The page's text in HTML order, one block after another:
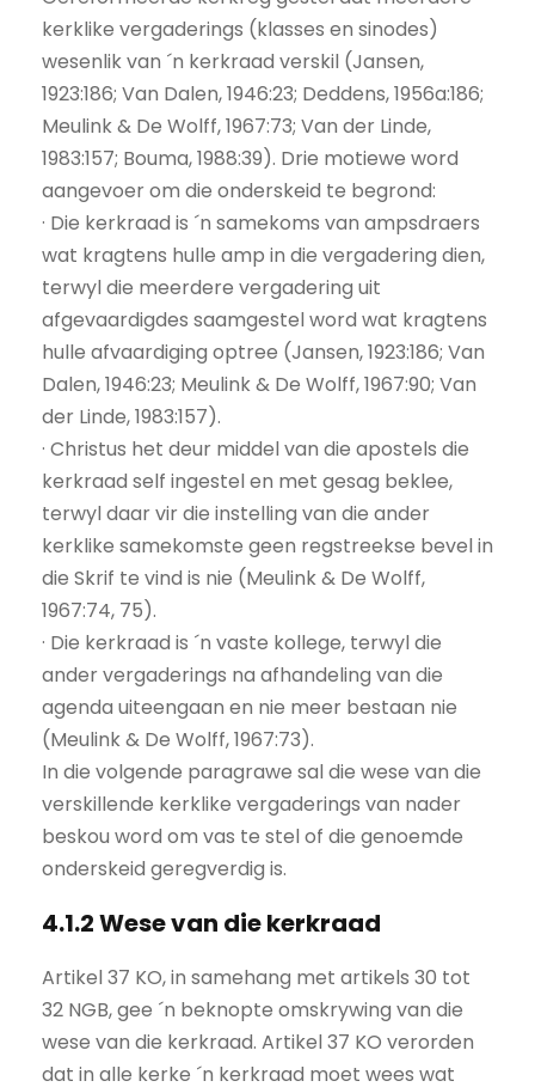
kerklike vergaderings (klasses en sinodes)
wesenlik van ´n kerkraad verskil (Jansen,
1923:186; Van Dalen, 1946:23; Deddens, 1956a:186;
Meulink & De Wolff, 1967:73; Van der Linde,
1983:157; Bouma, 1988:39). Drie motiewe word
aangevoer om die onderskeid te begrond:
· Die kerkraad is ´n samekoms van ampsdraers
wat kragtens hulle amp in die vergadering dien,
terwyl die meerdere vergadering uit
afgevaardigdes saamgestel word wat kragtens
hulle afvaardiging optree (Jansen, 1923:186; Van
Dalen, 1946:23; Meulink & De Wolff, 1967:90; Van
der Linde, 1983:157).
· Christus het deur middel van die apostels die
kerkraad self ingestel en met gesag beklee,
terwyl daar vir die instelling van die ander
kerklike samekomste geen regstreekse bevel in
die Skrif te vind is nie (Meulink & De Wolff,
1967:74, 75).
· Die kerkraad is ´n vaste kollege, terwyl die
ander vergaderings na afhandeling van die
agenda uiteengaan en nie meer bestaan nie
(Meulink & De Wolff, 1967:73).
In die volgende paragrawe sal die wese van die
verskillende kerklike vergaderings van nader
beskou word om vas te stel of die genoemde
onderskeid geregverdig is.
4.1.2 Wese van die kerkraad
Artikel 37 KO, in samehang met artikels 30 tot
32 NGB, gee ´n beknopte omskrywing van die
wese van die kerkraad. Artikel 37 KO verorden
dat in alle kerke ´n kerkraad moet wees wat